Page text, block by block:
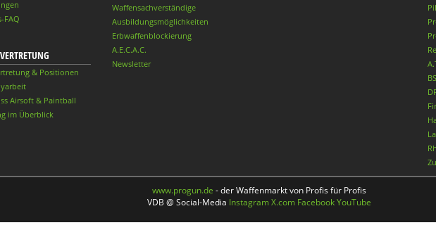
FAQ
& Positionen
Airsoft & Paintball
im Überblick
Waffensachverständige
Ausbildungsmöglichkeiten
Erbwaffenblockierung
A.E.C.A.C.
Newsletter
www.progun.de - der Waffenmarkt von Profis für Profis
VDB @ Social-Media InstagramX.com FacebookYouTube